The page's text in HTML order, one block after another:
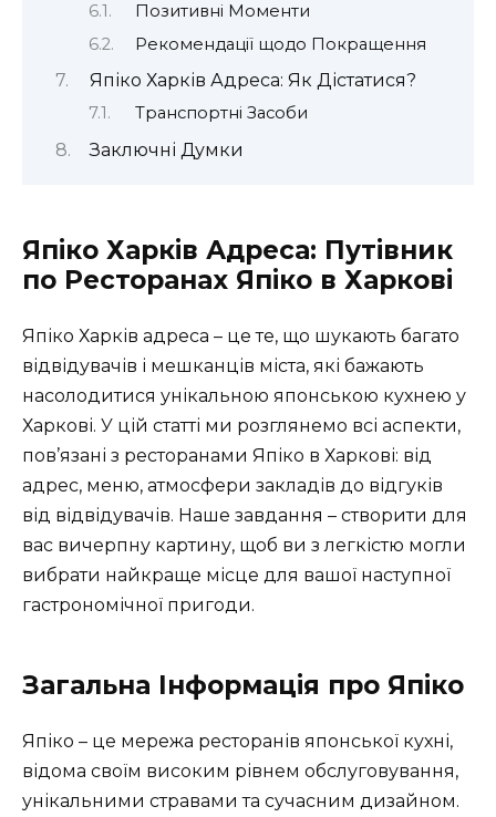
Позитивні Моменти
Рекомендації щодо Покращення
Япіко Харків Адреса: Як Дістатися?
Транспортні Засоби
Заключні Думки
Япіко Харків Адреса: Путівник
по Ресторанах Япіко в Харкові
Япіко Харків адреса – це те, що шукають багато
відвідувачів і мешканців міста, які бажають
насолодитися унікальною японською кухнею у
Харкові. У цій статті ми розглянемо всі аспекти,
пов’язані з ресторанами Япіко в Харкові: від
адрес, меню, атмосфери закладів до відгуків
від відвідувачів. Наше завдання – створити для
вас вичерпну картину, щоб ви з легкістю могли
вибрати найкраще місце для вашої наступної
гастрономічної пригоди.
Загальна Інформація про Япіко
Япіко – це мережа ресторанів японської кухні,
відома своїм високим рівнем обслуговування,
унікальними стравами та сучасним дизайном.